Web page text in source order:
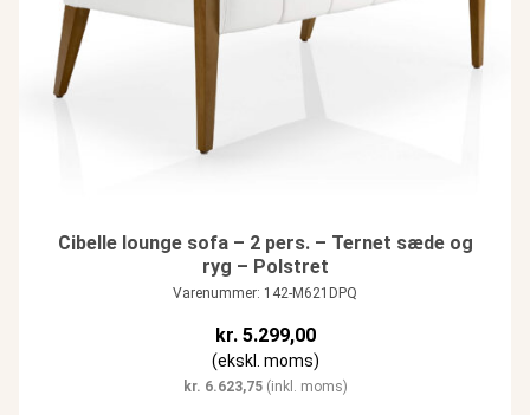
Cibelle lounge sofa – 2 pers. – Ternet sæde og
ryg – Polstret
Varenummer: 142-M621DPQ
kr.5.299,00
(ekskl. moms)
kr. 6.623,75(inkl. moms)